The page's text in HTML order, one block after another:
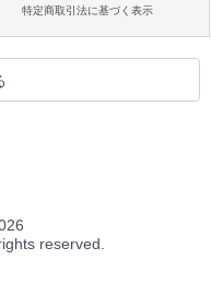
特定商取引法に基づく表示
reserved.